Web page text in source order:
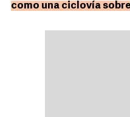
como una ciclovía